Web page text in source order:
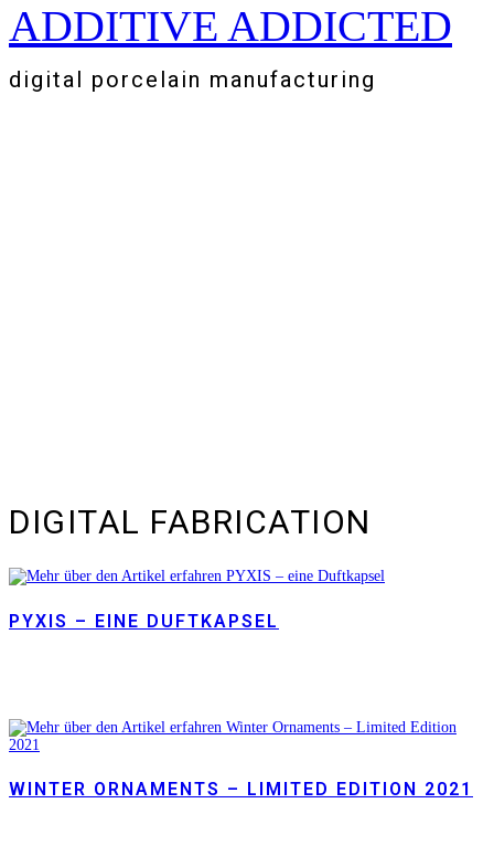
Zum
Inhalt
springen
ADDITIVE ADDICTED
digital porcelain manufacturing
DIGITAL FABRICATION
PYXIS – EINE DUFTKAPSEL
WINTER ORNAMENTS – LIMITED EDITION 2021